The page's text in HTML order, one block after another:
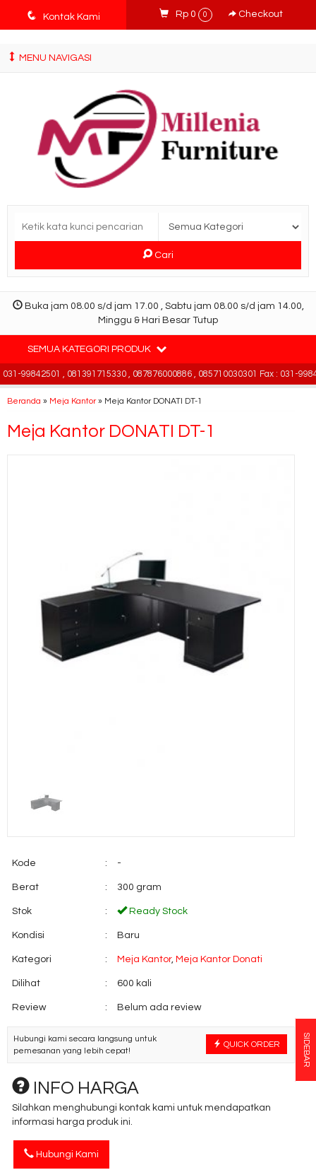
tv3ISbyqwvMDypa7aIfj2FUlPKawe7X5fX5v6wsT4Ns
q Kontak Kami Rp 0 0 Checkout
MENU NAVIGASI
Cari
Buka jam 08.00 s/d jam 17.00 , Sabtu jam 08.00 s/d jam 14.00,
Minggu & Hari Besar Tutup
SEMUA KATEGORI PRODUK
99842501 , 081391715330 , 087876000886 , 085710030301 Fax : 031-
Beranda » Meja Kantor» Meja Kantor DONATI DT-1
Meja Kantor DONATI DT-1
Kode : -
Berat : 300 gram
Stok : Ready Stock
Kondisi : Baru
Kategori : Meja Kantor, Meja Kantor Donati
Dilihat : 600 kali
Review : Belum ada review
QUICK ORDER
Hubungi kami secara langsung untuk
pemesanan yang lebih cepat!
INFO HARGA
Silahkan menghubungi kontak kami untuk mendapatkan
informasi harga produk ini.
Hubungi Kami
SIDEBAR